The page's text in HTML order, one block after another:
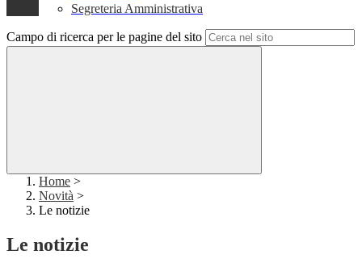
Segreteria Amministrativa
Campo di ricerca per le pagine del sito
Home >
Novità >
Le notizie
Le notizie